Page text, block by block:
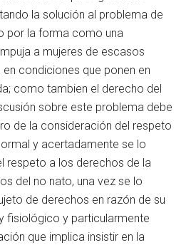
la solución al problema de
por la forma como una
a mujeres de escasos
condiciones que ponen en
como tambien el derecho del
sobre este problema debe
de la consideración del respeto
y acertadamente se lo
respeto a los derechos de la
del no nato, una vez se lo
de derechos en razón de su
fisiológico y particularmente
que implica insistir en la